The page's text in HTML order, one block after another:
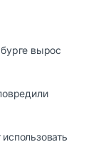
вырос